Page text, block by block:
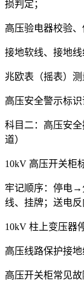
损判定；
高压验电器校验、
接地软线、接地线
兆欧表（摇表）测
高压安全警示标识
科目二：高压安
道）
10kV 高压开关柜
牢记顺序：停电
线、挂牌；送电反
10kV 柱上变压器
高压线路保护接地
高压开关柜常见故